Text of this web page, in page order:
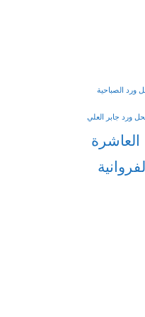
ورد الصباحية
ورد جابر العلي